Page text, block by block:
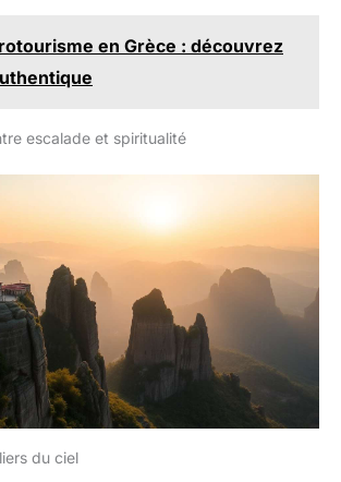
en Grèce : découvrez
escalade et spiritualité
du ciel